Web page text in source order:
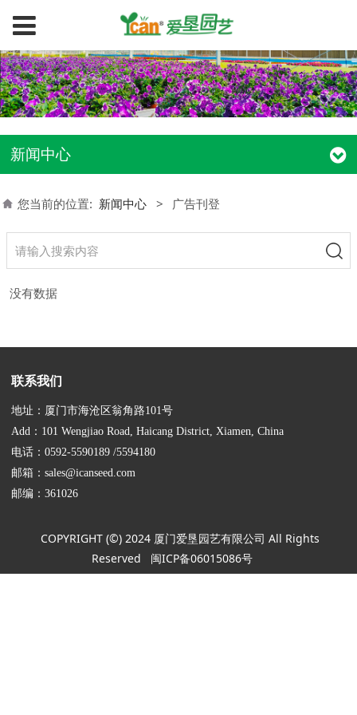
新闻中心
您当前的位置: 新闻中心 > 广告刊登
没有数据
联系我们
地址：厦门市海沧区翁角路101号
Add：101 Wengjiao Road, Haicang District, Xiamen, China
电话：0592-5590189 /5594180
邮箱：sales@icanseed.com
邮编：361026
COPYRIGHT (©) 2024 厦门爱垦园艺有限公司 All Rights
Reserved 闽ICP备06015086号